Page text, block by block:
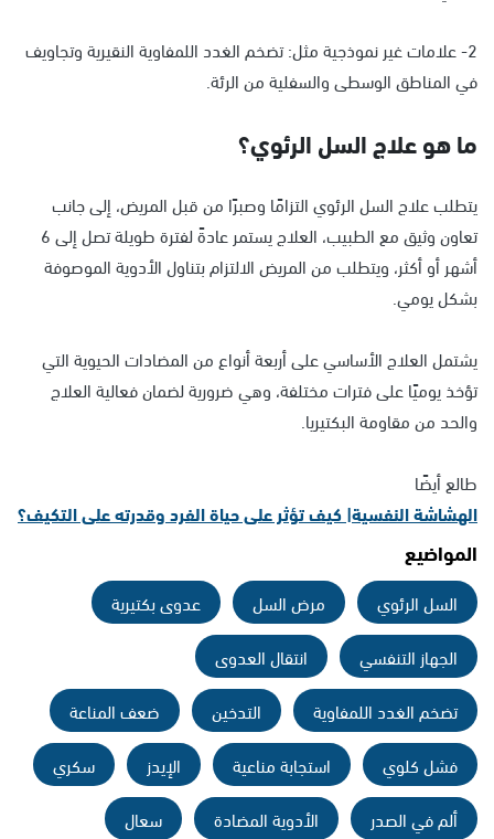
2- علامات غير نموذجية مثل: تضخم الغدد اللمفاوية النقيرية وتجاويف
في المناطق الوسطى والسفلية من الرئة.
ما هو علاج السل الرئوي؟
يتطلب علاج السل الرئوي التزامًا وصبرًا من قبل المريض، إلى جانب
تعاون وثيق مع الطبيب، العلاج يستمر عادةً لفترة طويلة تصل إلى 6
أشهر أو أكثر، ويتطلب من المريض الالتزام بتناول الأدوية الموصوفة
بشكل يومي.
يشتمل العلاج الأساسي على أربعة أنواع من المضادات الحيوية التي
تؤخذ يوميًا على فترات مختلفة، وهي ضرورية لضمان فعالية العلاج
والحد من مقاومة البكتيريا.
طالع أيضًا
الهشاشة النفسية| كيف تؤثر على حياة الفرد وقدرته على التكيف؟
المواضيع
السل الرئوي مرض السل
عدوى بكتيرية
الجهاز التنفسي
انتقال العدوى
تضخم الغدد اللمفاوية
التدخين
ضعف المناعة
فشل كلوي
استجابة مناعية الإيدز
سكري
ألم في الصدر
الأدوية المضادة سعال